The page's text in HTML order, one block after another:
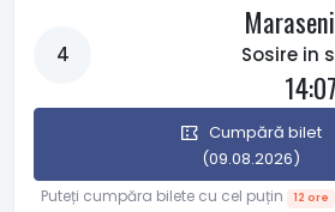
4 Sosire in
14:07
Cumpără bilet
(09.08.2026)
Puteți cumpăra bilete cu cel puțin 12 ore